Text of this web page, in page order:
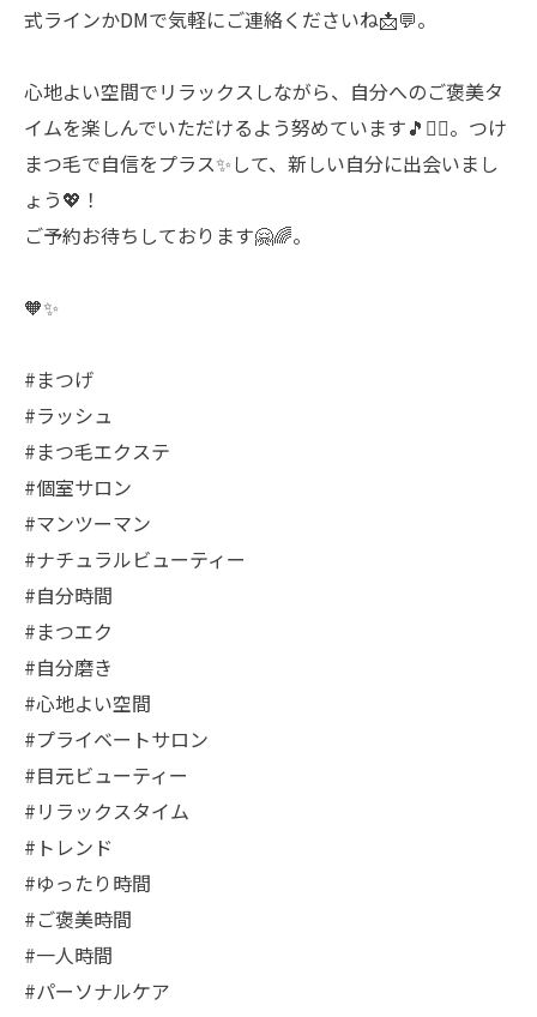
式ラインかDMで気軽にご連絡くださいね📩💬。
心地よい空間でリラックスしながら、自分へのご褒美タ
イムを楽しんでいただけるよう努めています🎵💆‍♀️。つけ
まつ毛で自信をプラス✨して、新しい自分に出会いまし
ょう💖！
ご予約お待ちしております🤗🌈。
🧡✨
#まつげ
#ラッシュ
#まつ毛エクステ
#個室サロン
#マンツーマン
#ナチュラルビューティー
#自分時間
#まつエク
#自分磨き
#心地よい空間
#プライベートサロン
#目元ビューティー
#リラックスタイム
#トレンド
#ゆったり時間
#ご褒美時間
#一人時間
#パーソナルケア